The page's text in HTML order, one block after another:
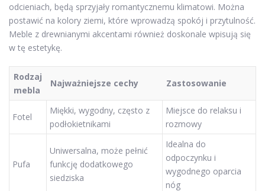
odcieniach, będą sprzyjały romantycznemu klimatowi. Można
postawić na kolory ziemi, które wprowadzą spokój i przytulność.
Meble z drewnianymi akcentami również doskonale wpisują się
w tę estetykę.
Rodzaj
mebla
Najważniejsze cechy Zastosowanie
Fotel
Miękki, wygodny, często z
podłokietnikami
Miejsce do relaksu i
rozmowy
Pufa
Uniwersalna, może pełnić
funkcję dodatkowego
siedziska
Idealna do
odpoczynku i
wygodnego oparcia
nóg